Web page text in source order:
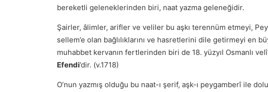
bereketli geleneklerinden biri, naat yazma geleneğidir.
Şairler, âlimler, arifler ve veliler bu aşkı terennüm etmeyi,
sellem’e olan bağlılıklarını ve hasretlerini dile getirmeyi en
muhabbet kervanın fertlerinden biri de 18. yüzyıl Osmanlı
Efendi’dir. (v.1718)
O’nun yazmış olduğu bu naat-ı şerif, aşk-ı peygamberî ile